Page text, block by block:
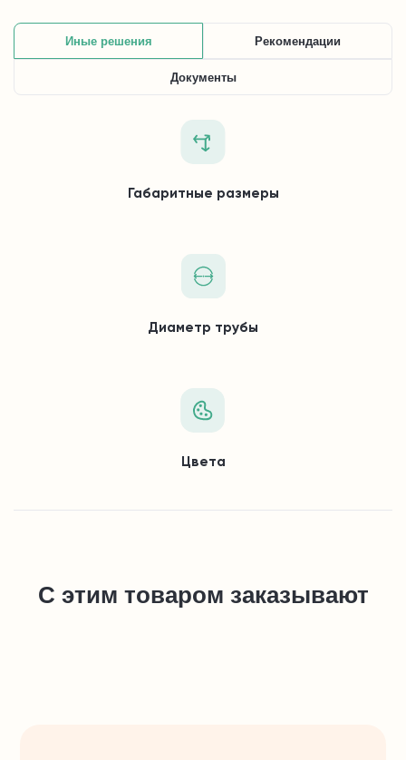
Иные решения Рекомендации
Документы
Габаритные размеры
Диаметр трубы
Цвета
С этим товаром заказывают